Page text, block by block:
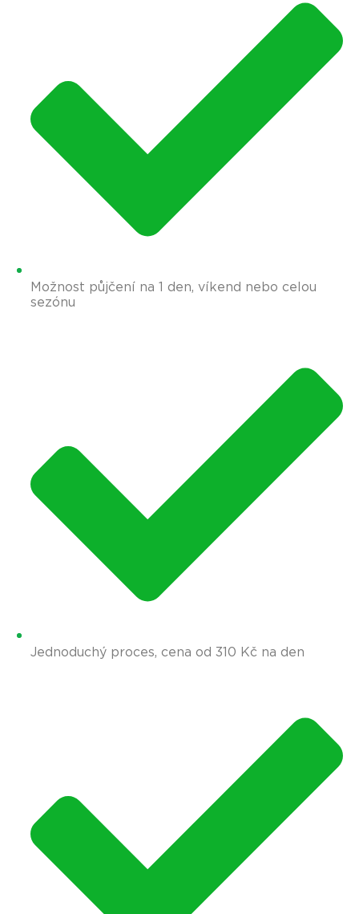
Možnost půjčení na 1 den, víkend nebo celou
sezónu
Jednoduchý proces, cena od 310 Kč na den